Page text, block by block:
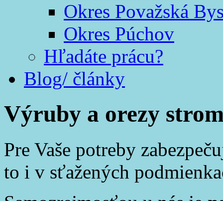
Okres Považská
Okres Púchov
Hľadáte prácu?
Blog/ články
Výruby a orezy
Pre Vaše potreby
to i v sťažených